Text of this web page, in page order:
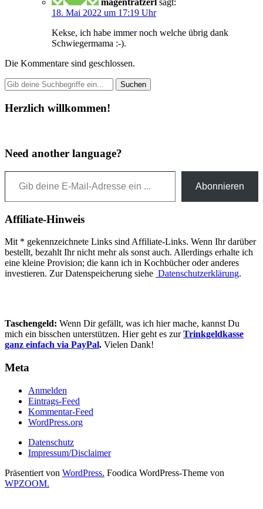
magentratzerl sagt:
18. Mai 2022 um 17:19 Uhr
Kekse, ich habe immer noch welche übrig dank
Schwiegermama :-).
Die Kommentare sind geschlossen.
Herzlich willkommen!
Need another language?
Gib deine E-Mail-Adresse ein ...
Abonnieren
Affiliate-Hinweis
Mit * gekennzeichnete Links sind Affiliate-Links. Wenn Ihr darüber
bestellt, bezahlt Ihr nicht mehr als sonst auch. Allerdings erhalte ich
eine kleine Provision; die kann ich in Kochbücher oder anderes
investieren. Zur Datenspeicherung siehe Datenschutzerklärung.
Taschengeld: Wenn Dir gefällt, was ich hier mache, kannst Du
mich ein bisschen unterstützen. Hier geht es zurTrinkgeldkasse
ganz einfach via PayPal. Vielen Dank!
Meta
Anmelden
Eintrags-Feed
Kommentar-Feed
WordPress.org
Datenschutz
Impressum/Disclaimer
Präsentiert von WordPress. Foodica WordPress-Theme von
WPZOOM.